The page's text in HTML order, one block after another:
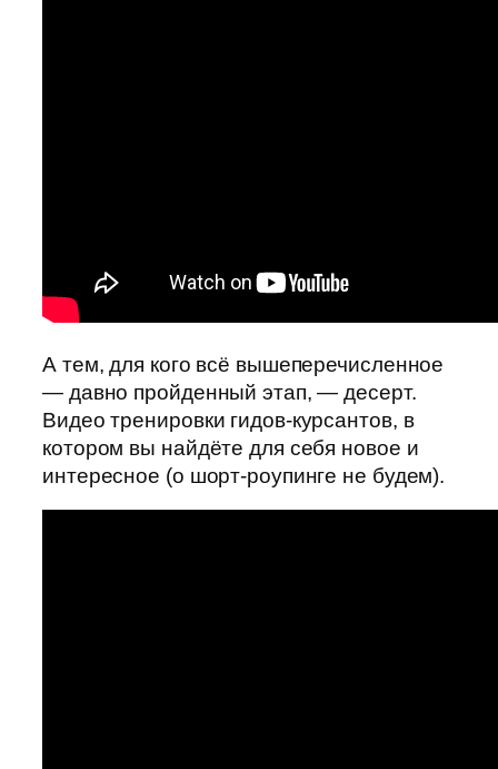
А тем, для кого всё вышеперечисленное
— давно пройденный этап, — десерт.
Видео тренировки гидов-курсантов, в
котором вы найдёте для себя новое и
интересное (о шорт-роупинге не будем).